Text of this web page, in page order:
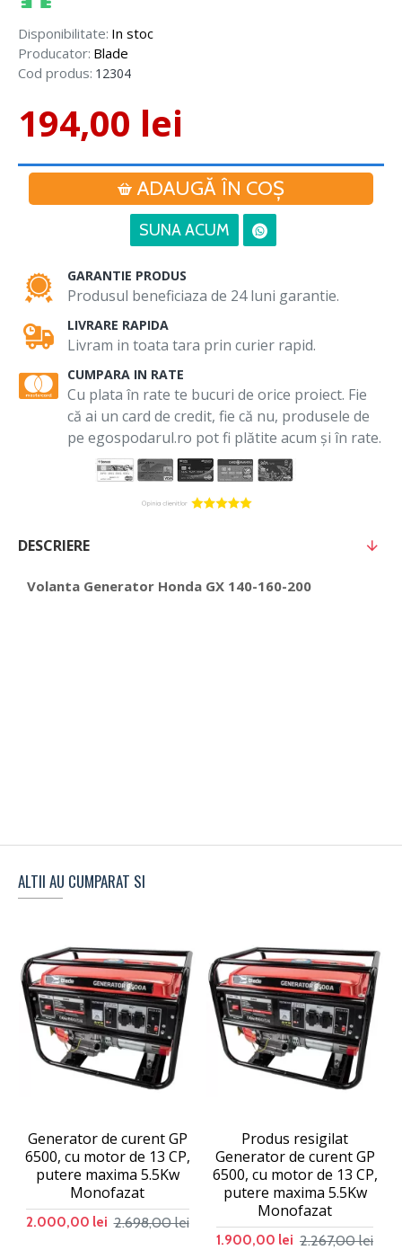
Disponibilitate: In stoc
Producator: Blade
Cod produs: 12304
194,00 lei
ADAUGĂ ÎN COŞ
SUNA ACUM
GARANTIE PRODUS
Produsul beneficiaza de 24 luni garantie.
LIVRARE RAPIDA
Livram in toata tara prin curier rapid.
CUMPARA IN RATE
Cu plata în rate te bucuri de orice proiect. Fie
că ai un card de credit, fie că nu, produsele de
pe egospodarul.ro pot fi plătite acum și în rate.
DESCRIERE
Volanta Generator Honda GX 140-160-200
ALTII AU CUMPARAT SI
Generator de curent GP
6500, cu motor de 13 CP,
putere maxima 5.5Kw
Monofazat
2.000,00 lei 2.698,00 lei
Produs resigilat
Generator de curent GP
6500, cu motor de 13 CP,
putere maxima 5.5Kw
Monofazat
1.900,00 lei 2.267,00 lei